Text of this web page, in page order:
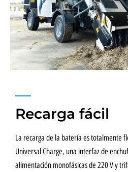
Recarga fácil
La recarga de la batería es totalmente
Universal Charge, una interfaz de
alimentación monofásicas de 220 V y